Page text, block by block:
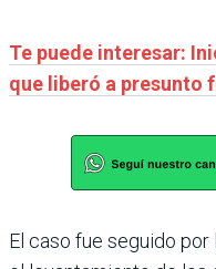
Te puede interesar:
que liberó a presunto
El caso fue seguido